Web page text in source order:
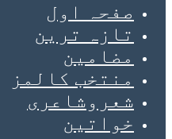
صفحہ اول
تازہ ترین
مضامین
منتخب کالمز
شعروشاعری
خواتین